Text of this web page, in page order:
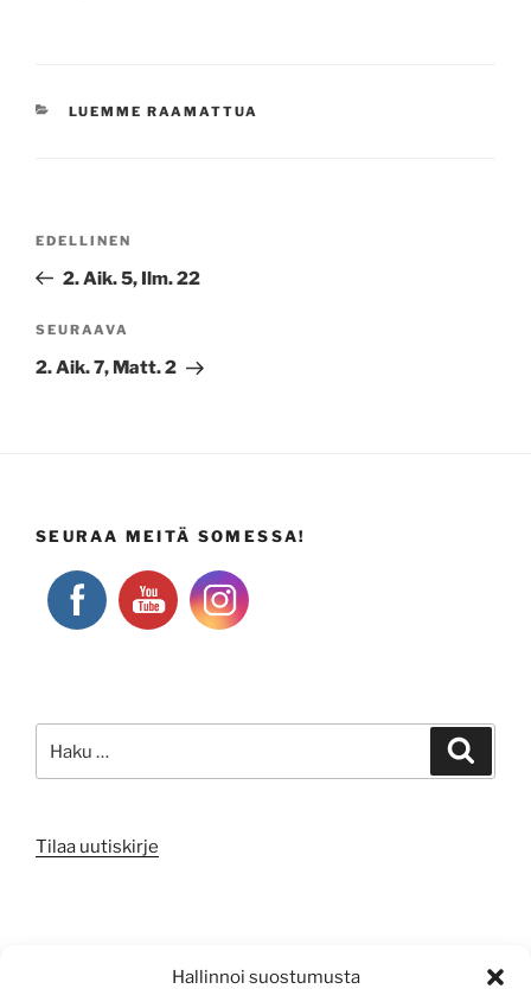
Hallinnoi suostumusta
KATEGORIAT
LUEMME RAAMATTUA
Edellinen
artikkeli
EDELLINEN
2. Aik. 5, Ilm. 22
Seuraava
artikkeli
SEURAAVA
2. Aik. 7, Matt. 2
SEURAA MEITÄ SOMESSA!
Tilaa uutiskirje